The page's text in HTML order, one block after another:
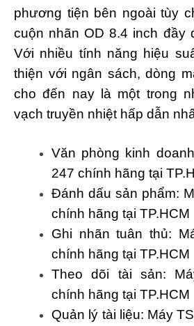
phương tiện bên ngoài tùy
cuộn nhãn OD 8.4 inch đầy
Với nhiều tính năng hiệu
thiện với ngân sách, dòng
cho đến nay là một trong
vạch truyền nhiệt hấp dẫn
Văn phòng kinh
247 chính hãng tại
Đánh dấu sản phẩm:
chính hãng tại TP.HCM
Ghi nhãn tuân thủ:
chính hãng tại TP.HCM
Theo dõi tài sản:
chính hãng tại TP.HCM
Quản lý tài liệu: Máy